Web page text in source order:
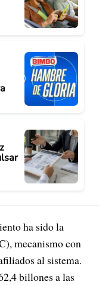
ha sido la
mecanismo con
al sistema.
billones a las